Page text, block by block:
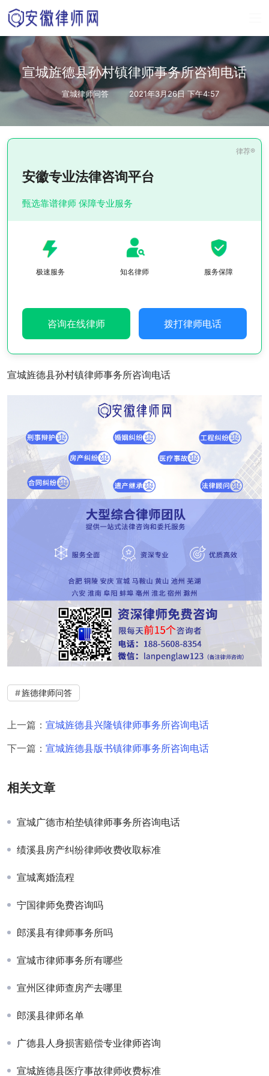
宣城旌德县孙村镇律师事务所咨询电话
宣城律师问答 2021年3月26日 下午4:57
安徽专业法律咨询平台
甄选靠谱律师 保障专业服务
极速服务 知名律师 服务保障
咨询在线律师 拨打律师电话
宣城旌德县孙村镇律师事务所咨询电话
旌德律师问答
上一篇： 宣城旌德县兴隆镇律师事务所咨询电话
下一篇： 宣城旌德县版书镇律师事务所咨询电话
相关文章
宣城广德市柏垫镇律师事务所咨询电话
绩溪县房产纠纷律师收费收取标准
宣城离婚流程
宁国律师免费咨询吗
郎溪县有律师事务所吗
宣城市律师事务所有哪些
宣州区律师查房产去哪里
郎溪县律师名单
广德县人身损害赔偿专业律师咨询
宣城旌德县医疗事故律师收费标准